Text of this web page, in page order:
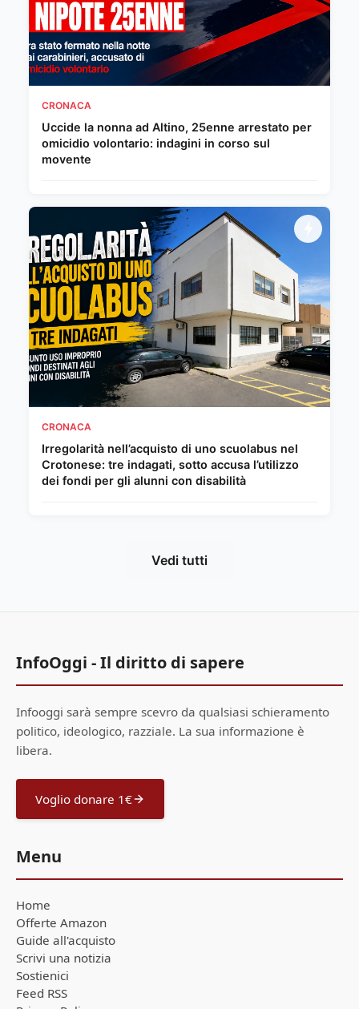
CRONACA
Uccide la nonna ad Altino, 25enne arrestato per
omicidio volontario: indagini in corso sul
movente
CRONACA
Irregolarità nell’acquisto di uno scuolabus nel
Crotonese: tre indagati, sotto accusa l’utilizzo
dei fondi per gli alunni con disabilità
Vedi tutti
InfoOggi - Il diritto di sapere
Infooggi sarà sempre scevro da qualsiasi schieramento
politico, ideologico, razziale. La sua informazione è
libera.
Voglio donare 1€
Menu
Home
Offerte Amazon
Guide all'acquisto
Scrivi una notizia
Sostienici
Feed RSS